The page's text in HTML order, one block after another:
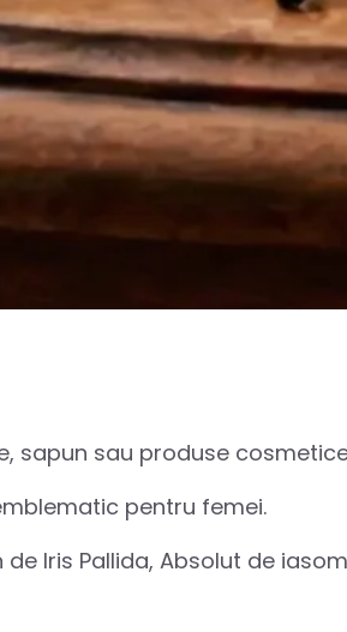
sapun sau produse
pentru femei.
Iris Pallida, Absolut de